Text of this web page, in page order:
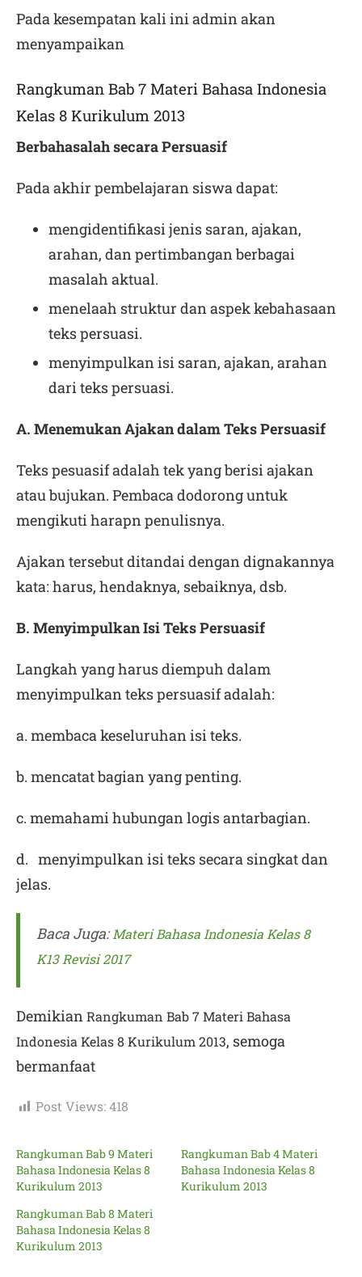
Pada kesempatan kali ini admin akan
menyampaikan
Rangkuman Bab 7 Materi Bahasa Indonesia
Kelas 8 Kurikulum 2013
Berbahasalah secara Persuasif
Pada akhir pembelajaran siswa dapat:
mengidentifikasi jenis saran, ajakan,
arahan, dan pertimbangan berbagai
masalah aktual.
menelaah struktur dan aspek kebahasaan
teks persuasi.
menyimpulkan isi saran, ajakan, arahan
dari teks persuasi.
A. Menemukan Ajakan dalam Teks Persuasif
Teks pesuasif adalah tek yang berisi ajakan
atau bujukan. Pembaca dodorong untuk
mengikuti harapn penulisnya.
Ajakan tersebut ditandai dengan dignakannya
kata: harus, hendaknya, sebaiknya, dsb.
B. Menyimpulkan Isi Teks Persuasif
Langkah yang harus diempuh dalam
menyimpulkan teks persuasif adalah:
a. membaca keseluruhan isi teks.
b. mencatat bagian yang penting.
c. memahami hubungan logis antarbagian.
d. menyimpulkan isi teks secara singkat dan
jelas.
Baca Juga:Materi Bahasa Indonesia Kelas 8
K13 Revisi 2017
DemikianRangkuman Bab 7 Materi Bahasa
Indonesia Kelas 8 Kurikulum 2013, semoga
bermanfaat
Post Views:418
Rangkuman Bab 9 Materi
Bahasa Indonesia Kelas 8
Kurikulum 2013
Rangkuman Bab 4 Materi
Bahasa Indonesia Kelas 8
Kurikulum 2013
Rangkuman Bab 8 Materi
Bahasa Indonesia Kelas 8
Kurikulum 2013